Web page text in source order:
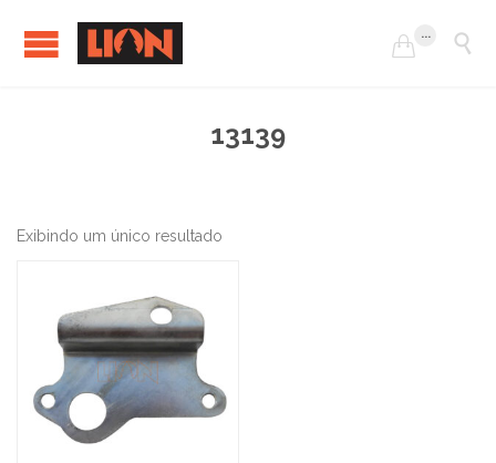

... 
13139
Exibindo um único resultado